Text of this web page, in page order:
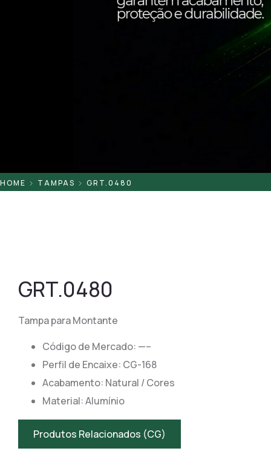
HOME TAMPAS GRT.0480
GRT.0480
Tampa para Montante
Código de Mercado: —–
​​Perfil de Encaixe: CG-168
Acabamento: Natural / Cores
Material: Alumínio
Produtos Relacionados (CG)